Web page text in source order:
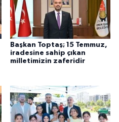
Başkan Toptaş; 15 Temmuz,
iradesine sahip çıkan
milletimizin zaferidir